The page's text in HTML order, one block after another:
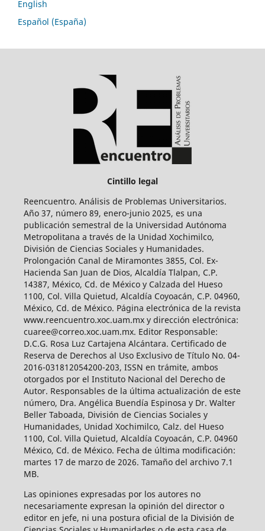
English
Español (España)
Cintillo legal
Reencuentro. Análisis de Problemas Universitarios.
Año 37, número 89, enero-junio 2025, es una
publicación semestral de la Universidad Autónoma
Metropolitana a través de la Unidad Xochimilco,
División de Ciencias Sociales y Humanidades.
Prolongación Canal de Miramontes 3855, Col. Ex-
Hacienda San Juan de Dios, Alcaldía Tlalpan, C.P.
14387, México, Cd. de México y Calzada del Hueso
1100, Col. Villa Quietud, Alcaldía Coyoacán, C.P. 04960,
México, Cd. de México. Página electrónica de la revista
www.reencuentro.xoc.uam.mx y dirección electrónica:
cuaree@correo.xoc.uam.mx. Editor Responsable:
D.C.G. Rosa Luz Cartajena Alcántara. Certificado de
Reserva de Derechos al Uso Exclusivo de Título No. 04-
2016-031812054200-203, ISSN en trámite, ambos
otorgados por el Instituto Nacional del Derecho de
Autor. Responsables de la última actualización de este
número, Dra. Angélica Buendía Espinosa y Dr. Walter
Beller Taboada, División de Ciencias Sociales y
Humanidades, Unidad Xochimilco, Calz. del Hueso
1100, Col. Villa Quietud, Alcaldía Coyoacán, C.P. 04960
México, Cd. de México. Fecha de última modificación:
martes 17 de marzo de 2026. Tamaño del archivo 7.1
MB.
Las opiniones expresadas por los autores no
necesariamente expresan la opinión del director o
editor en jefe, ni una postura oficial de la División de